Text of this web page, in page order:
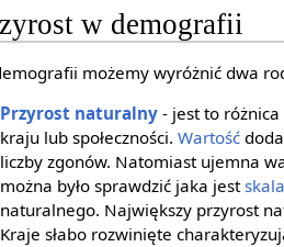
w demografii
możemy wyróżnić dwa
Przyrost naturalny- jest to różnica
kraju lub społeczności. Wartość
liczby zgonów. Natomiast ujemna
można było sprawdzić jaka jestskala
naturalnego. Największy przyrost
Kraje słabo rozwinięte